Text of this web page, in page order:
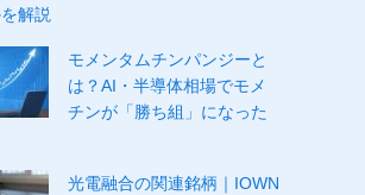
解説
モメンタムチンパンジーと
は？AI・半導体相場でモメ
チンが「勝ち組」になった
光電融合の関連銘柄｜IOWN